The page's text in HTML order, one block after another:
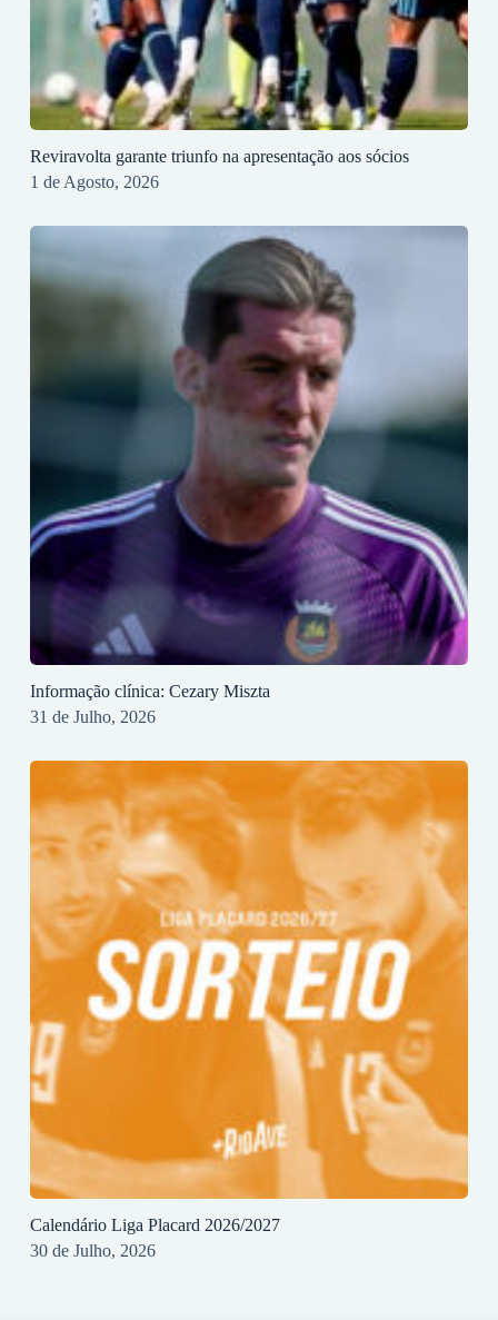
Reviravolta garante triunfo na apresentação aos sócios
1 de Agosto, 2026
Informação clínica: Cezary Miszta
31 de Julho, 2026
Calendário Liga Placard 2026/2027
30 de Julho, 2026